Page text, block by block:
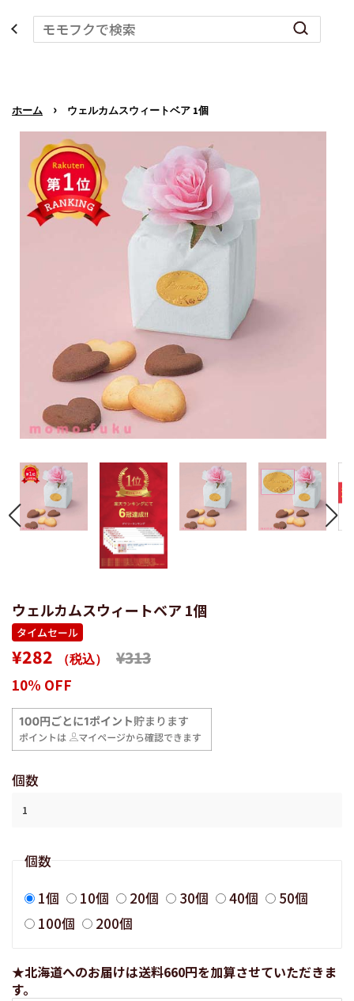
ホーム › ウェルカムスウィートベア 1個
ウェルカムスウィートベア 1個
タイムセール
通
常
格
¥282 （税込）
販
格
¥313
10% OFF
個数
個数
1個
10個 20個 30個 40個
50個
100個
200個
★北海道へのお届けは送料660円を加算させていただきま
す。